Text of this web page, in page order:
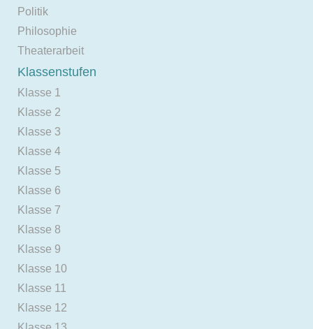
Politik
Philosophie
Theaterarbeit
Klassenstufen
Klasse 1
Klasse 2
Klasse 3
Klasse 4
Klasse 5
Klasse 6
Klasse 7
Klasse 8
Klasse 9
Klasse 10
Klasse 11
Klasse 12